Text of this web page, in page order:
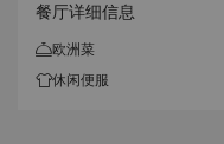
餐厅详细信息
欧洲菜
休闲便服